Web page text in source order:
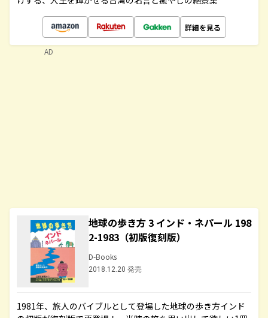
詳細を見る
地球の歩き方 3 インド・ネパール 198
2-1983（初版復刻版）
D-Books
2018.12.20 発売
1981年、旅人のバイブルとして登場した地球の歩き方インド
AD